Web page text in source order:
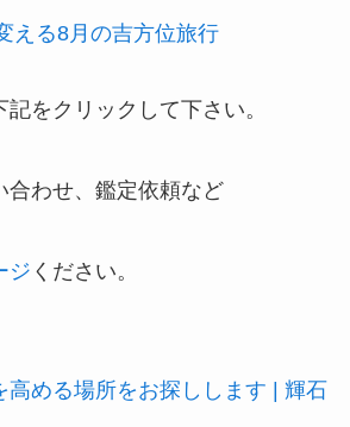
える8月の吉方位旅行
をクリックして下さい。
合わせ、鑑定依頼など
ジ ください。
高める場所をお探しします | 輝石